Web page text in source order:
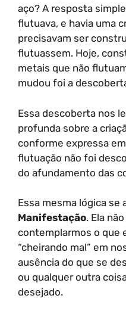
aço? A resposta
flutuava, e havia uma
precisavam ser
flutuassem. Hoje,
metais que não
mudou foi a
Essa descoberta nos
profunda sobre a
conforme expressa
flutuação não foi
do afundamento das
Essa mesma lógica se
Manifestação. Ela
contemplarmos o que
“cheirando mal” em
ausência do que se
ou qualquer outra
desejado.